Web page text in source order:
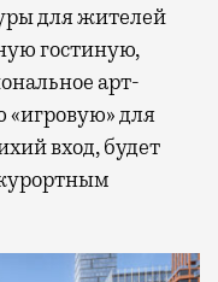
для жителей
гостиную,
арт-
«игровую» для
вход, будет